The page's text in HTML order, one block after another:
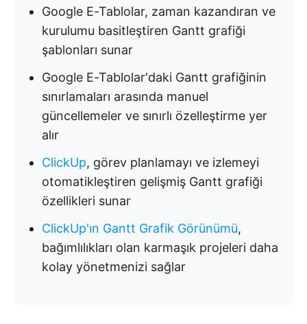
Google E-Tablolar, zaman kazandıran ve
kurulumu basitleştiren Gantt grafiği
şablonları sunar
Google E-Tablolar'daki Gantt grafiğinin
sınırlamaları arasında manuel
güncellemeler ve sınırlı özelleştirme yer
alır
ClickUp, görev planlamayı ve izlemeyi
otomatikleştiren gelişmiş Gantt grafiği
özellikleri sunar
ClickUp'ın Gantt Grafik Görünümü,
bağımlılıkları olan karmaşık projeleri daha
kolay yönetmenizi sağlar